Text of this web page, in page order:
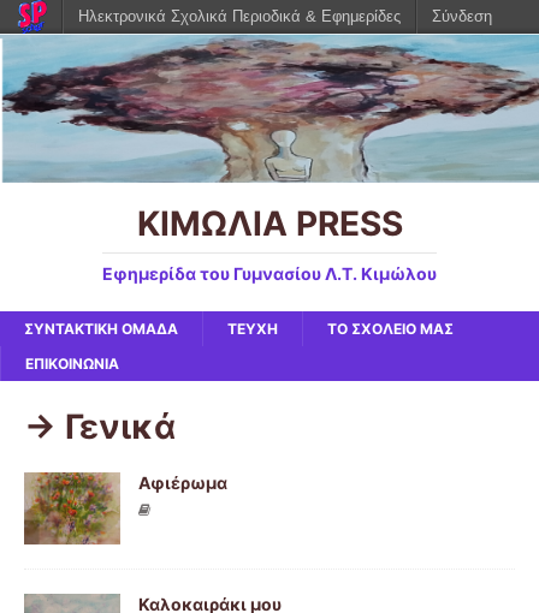
ΚΙΜΩΛΙΑ PRESS
Εφημερίδα του Γυμνασίου Λ.Τ. Κιμώλου
ΣΥΝΤΑΚΤΙΚΗ ΟΜΑΔΑ ΤΕΥΧΗ
ΤΟ ΣΧΟΛΕΙΟ ΜΑΣ
ΕΠΙΚΟΙΝΩΝΙΑ
-> Γενικά
Αφιέρωμα
Καλοκαιράκι μου
Ηλεκτρονικά Σχολικά Περιοδικά & Εφημερίδες Σύνδεση